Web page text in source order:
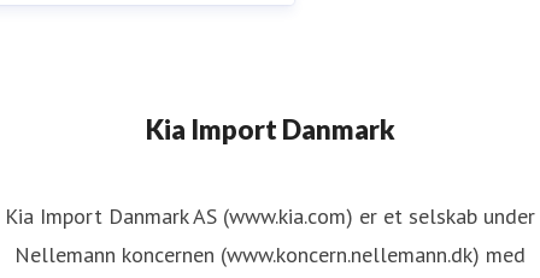
Kia Import Danmark
Kia Import Danmark AS (www.kia.com) er et selskab under
Nellemann koncernen (www.koncern.nellemann.dk) med